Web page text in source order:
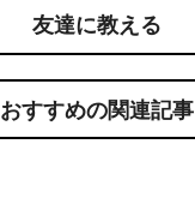
友達に教える
おすすめの関連記事